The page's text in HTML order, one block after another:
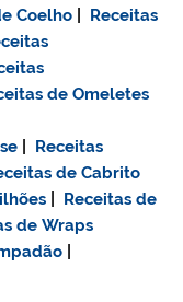
Coelho
Receitas
de Omeletes
Receitas
de Cabrito
Receitas de
de Wraps